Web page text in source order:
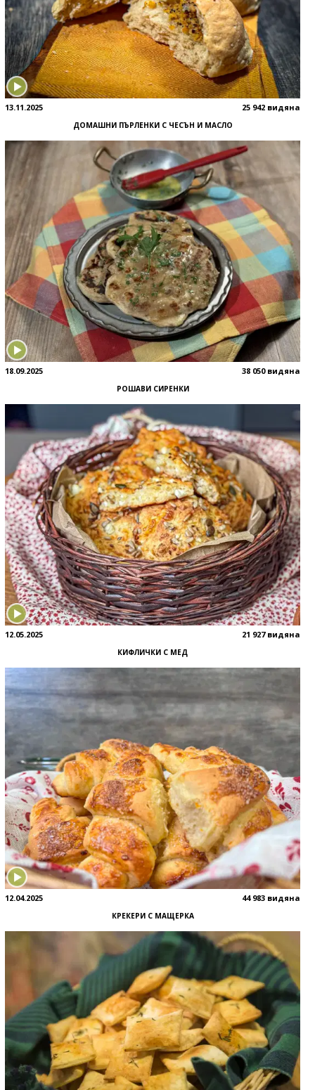
13.11.2025 25 942 видяна
ДОМАШНИ ПЪРЛЕНКИ С ЧЕСЪН И МАСЛО
18.09.2025 38 050 видяна
РОШАВИ СИРЕНКИ
12.05.2025 21 927 видяна
КИФЛИЧКИ С МЕД
12.04.2025 44 983 видяна
КРЕКЕРИ С МАЩЕРКА